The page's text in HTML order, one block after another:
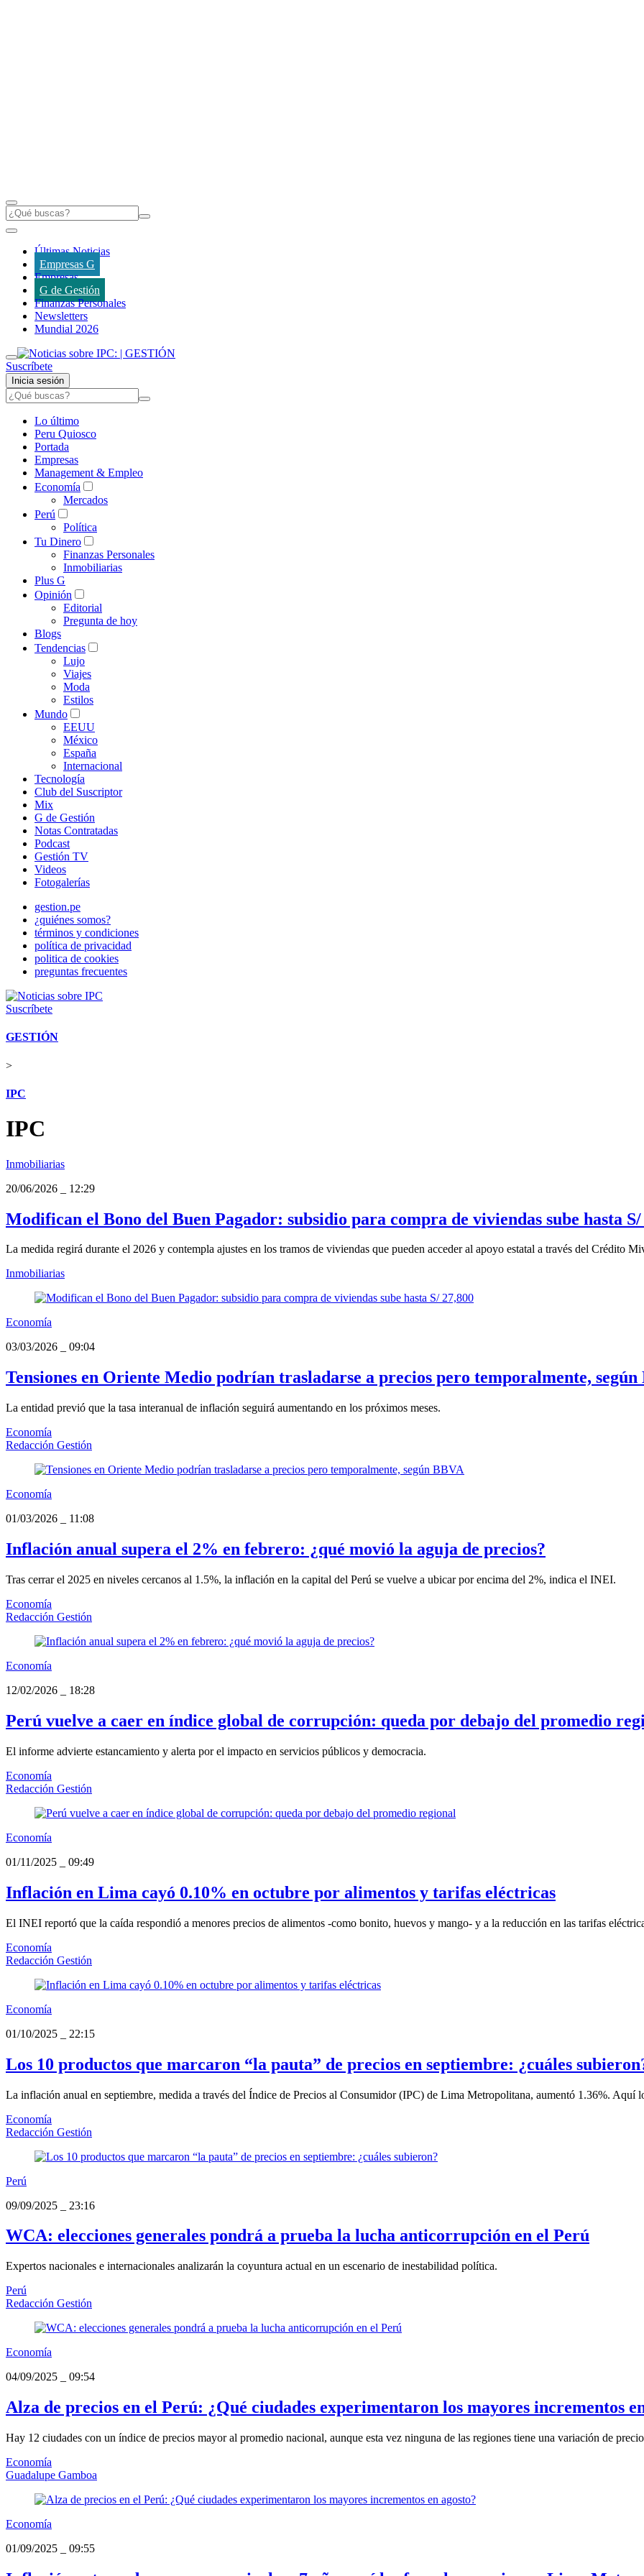
Últimas Noticias
Empresas G
Empresas
G de Gestión
Finanzas Personales
Newsletters
Mundial 2026
Suscríbete
Inicia sesión
Lo último
Peru Quiosco
Portada
Empresas
Management & Empleo
Economía
Mercados
Perú
Política
Tu Dinero
Finanzas Personales
Inmobiliarias
Plus G
Opinión
Editorial
Pregunta de hoy
Blogs
Tendencias
Lujo
Viajes
Moda
Estilos
Mundo
EEUU
México
España
Internacional
Tecnología
Club del Suscriptor
Mix
G de Gestión
Notas Contratadas
Podcast
Gestión TV
Videos
Fotogalerías
gestion.pe
¿quiénes somos?
términos y condiciones
política de privacidad
politica de cookies
preguntas frecuentes
Suscríbete
GESTIÓN
>
IPC
IPC
Inmobiliarias
20/06/2026
12:29
Modifican el Bono del Buen Pagador: subsidio para compra de viviendas sube hasta S/
La medida regirá durante el 2026 y contempla ajustes en los tramos de viviendas que pueden acceder al apoyo estatal a través del Crédito
Inmobiliarias
Economía
03/03/2026
09:04
Tensiones en Oriente Medio podrían trasladarse a precios pero temporalmente, según
La entidad previó que la tasa interanual de inflación seguirá aumentando en los próximos meses.
Economía
Redacción Gestión
Economía
01/03/2026
11:08
Inflación anual supera el 2% en febrero: ¿qué movió la aguja de precios?
Tras cerrar el 2025 en niveles cercanos al 1.5%, la inflación en la capital del Perú se vuelve a ubicar por encima del 2%, indica el INEI.
Economía
Redacción Gestión
Economía
12/02/2026
18:28
Perú vuelve a caer en índice global de corrupción: queda por debajo del promedio
El informe advierte estancamiento y alerta por el impacto en servicios públicos y democracia.
Economía
Redacción Gestión
Economía
01/11/2025
09:49
Inflación en Lima cayó 0.10% en octubre por alimentos y tarifas eléctricas
El INEI reportó que la caída respondió a menores precios de alimentos -como bonito, huevos y mango- y a la reducción en las tarifas
Economía
Redacción Gestión
Economía
01/10/2025
22:15
Los 10 productos que marcaron “la pauta” de precios en septiembre: ¿cuáles
La inflación anual en septiembre, medida a través del Índice de Precios al Consumidor (IPC) de Lima Metropolitana, aumentó 1.36%. Aquí
Economía
Redacción Gestión
Perú
09/09/2025
23:16
WCA: elecciones generales pondrá a prueba la lucha anticorrupción en el Perú
Expertos nacionales e internacionales analizarán la coyuntura actual en un escenario de inestabilidad política.
Perú
Redacción Gestión
Economía
04/09/2025
09:54
Alza de precios en el Perú: ¿Qué ciudades experimentaron los mayores incrementos
Hay 12 ciudades con un índice de precios mayor al promedio nacional, aunque esta vez ninguna de las regiones tiene una variación de
Economía
Guadalupe Gamboa
Economía
01/09/2025
09:55